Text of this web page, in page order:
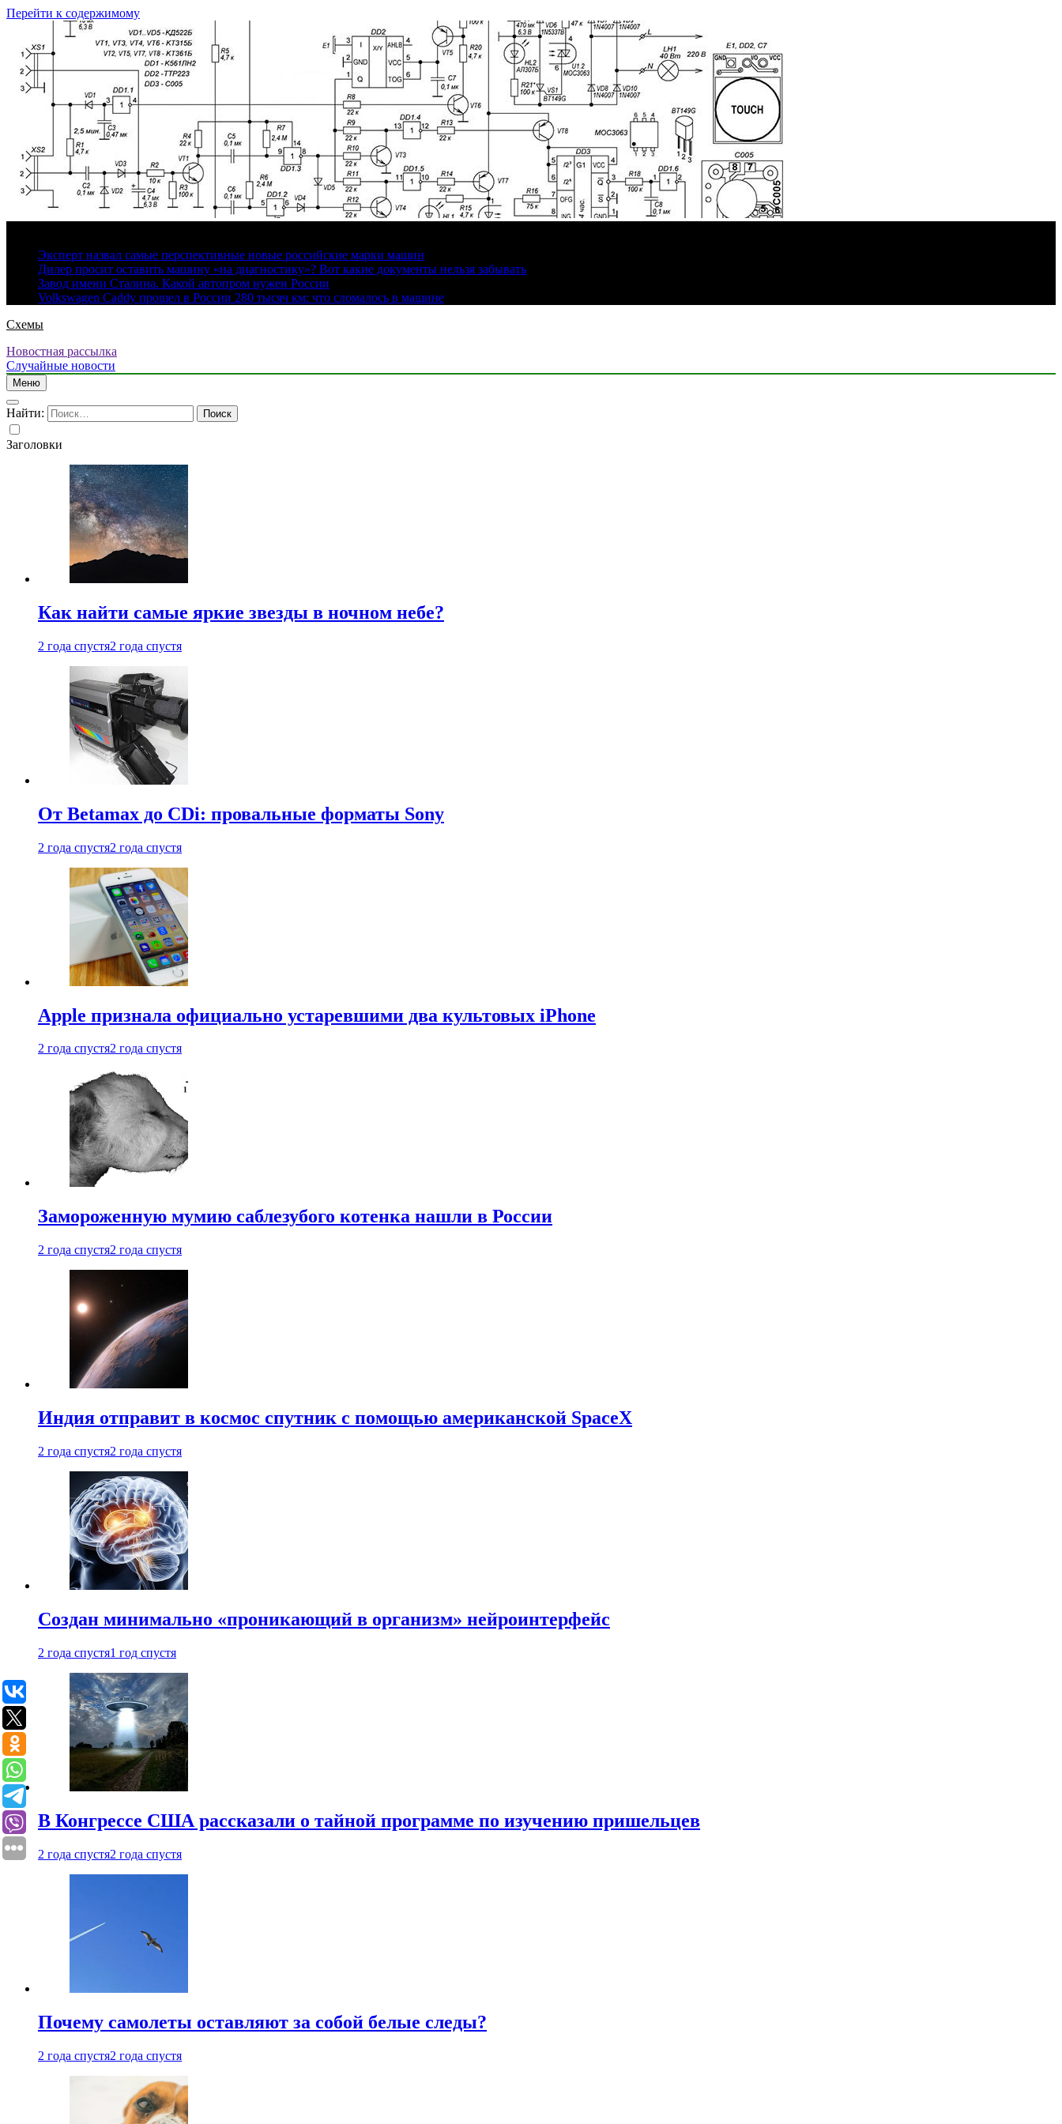
Перейти к содержимому
Эксперт назвал самые перспективные новые российские марки машин
Дилер просит оставить машину «на диагностику»? Вот какие документы нельзя забывать
Завод имени Сталина. Какой автопром нужен России
Volkswagen Caddy прошел в России 280 тысяч км: что сломалось в машине
Схемы
Новостная рассылка
Случайные новости
Меню
Найти:
Заголовки
Как найти самые яркие звезды в ночном небе?
2 года спустя2 года спустя
От Betamax до CDi: провальные форматы Sony
2 года спустя2 года спустя
Apple признала официально устаревшими два культовых iPhone
2 года спустя2 года спустя
Замороженную мумию саблезубого котенка нашли в России
2 года спустя2 года спустя
Индия отправит в космос спутник с помощью американской SpaceX
2 года спустя2 года спустя
Создан минимально «проникающий в организм» нейроинтерфейс
2 года спустя1 год спустя
В Конгрессе США рассказали о тайной программе по изучению пришельцев
2 года спустя2 года спустя
Почему самолеты оставляют за собой белые следы?
2 года спустя2 года спустя